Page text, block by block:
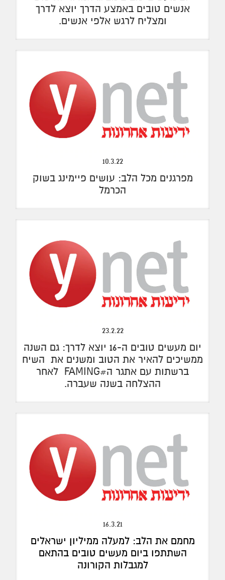
אנשים טובים באמצע הדרך יוצא לדרך
ומצליח לרגש אלפי אנשים.
10.3.22
מפרגנים מכל הלב: עושים פיימינג בשוק
הכרמל
23.2.22
יום מעשים טובים ה-16 יוצא לדרך: גם השנה
ממשיכים להאיר את הטוב ומשנים את השיח
ברשתות עם אתגר ה#FAMING לאחר
ההצלחה בשנה שעברה.
16.3.21
מחמם את הלב: למעלה ממיליון ישראלים
השתתפו ביום מעשים טובים בהתאם
למגבלות הקורונה